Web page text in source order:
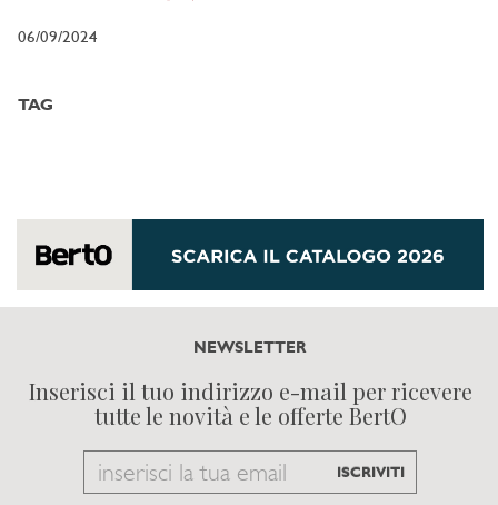
06/09/2024
TAG
NEWSLETTER
Inserisci il tuo indirizzo e-mail per ricevere
tutte le novità e le offerte BertO
Email ISCRIVITI